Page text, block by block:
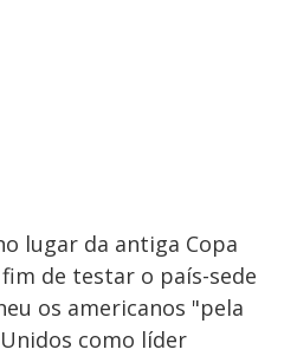
lugar da antiga Copa
de testar o país-sede
os americanos "pela
como líder